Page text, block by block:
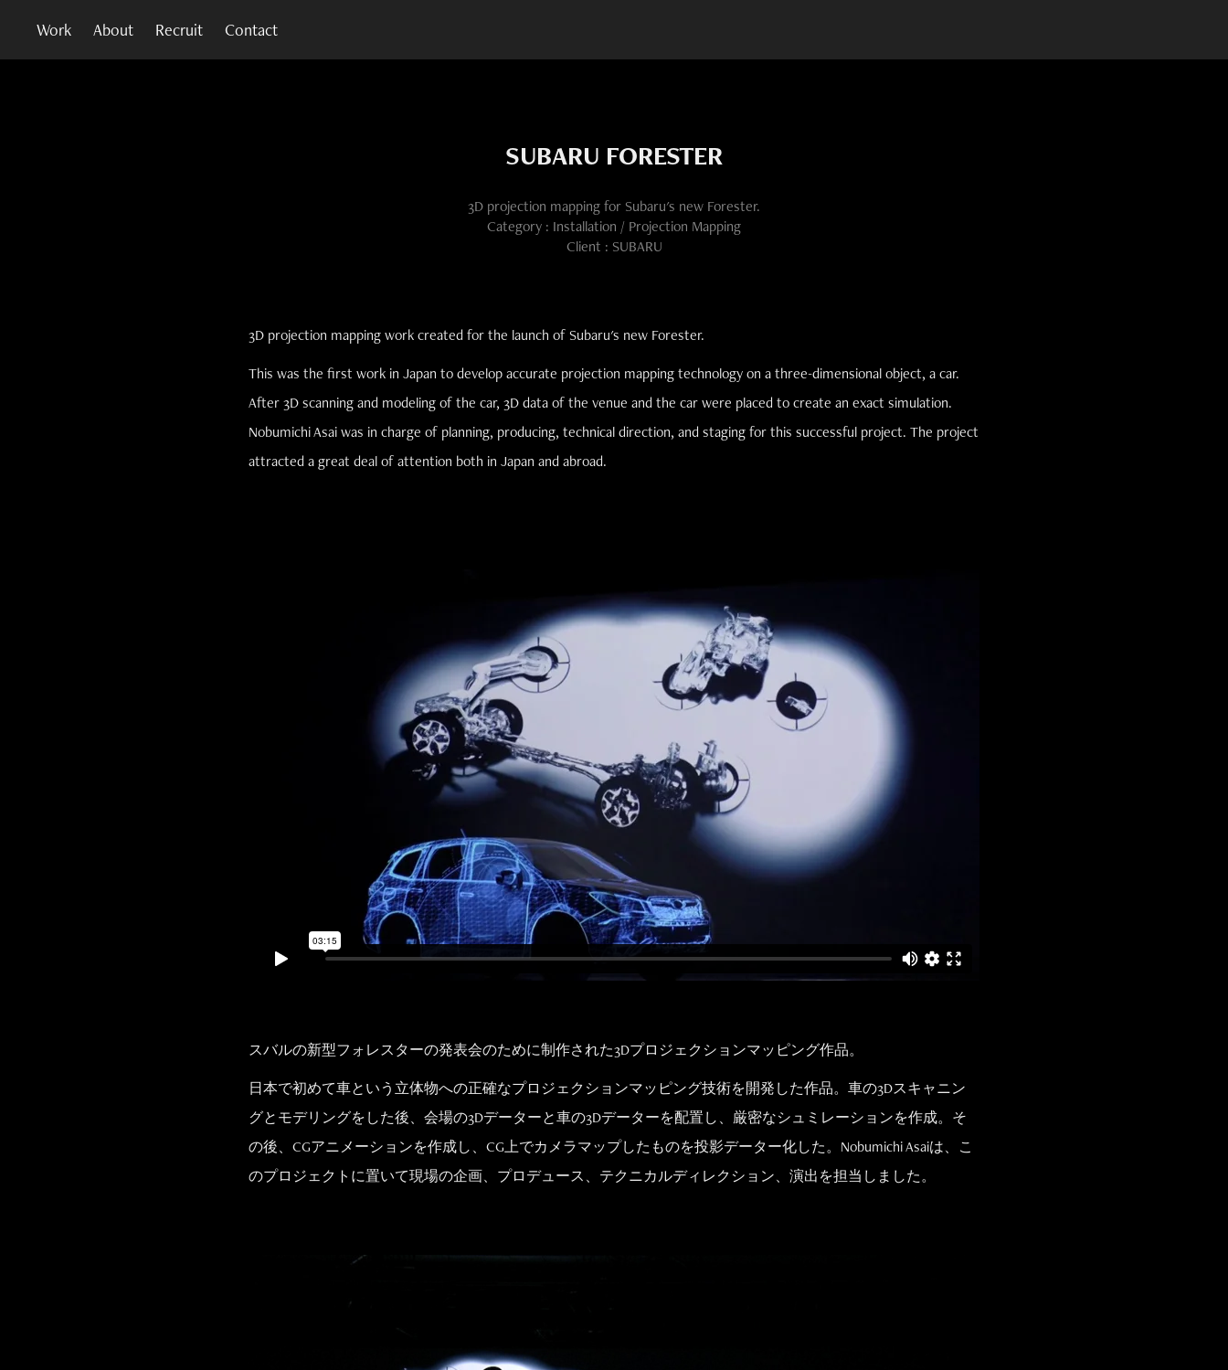
Work About Recruit Contact
SUBARU FORESTER
Category : Installation / Projection Mapping
Client : SUBARU
3D projection mapping work created for the launch of Subaru's new Forester.
This was the first work in Japan to develop accurate projection mapping technology on a three-dimensional object, a car.
After 3D scanning and modeling of the car, 3D data of the venue and the car were placed to create an exact simulation.
Nobumichi Asai was in charge of planning, producing, technical direction, and staging for this successful project. The project
attracted a great deal of attention both in Japan and abroad.
スバルの新型フォレスターの発表会のために制作された3Dプロジェクションマッピング作品。
日本で初めて車という立体物への正確なプロジェクションマッピング技術を開発した作品。車の3Dスキャニン
グとモデリングをした後、会場の3Dデーターと車の3Dデーターを配置し、厳密なシュミレーションを作成。そ
の後、CGアニメーションを作成し、CG上でカメラマップしたものを投影データー化した。Nobumichi Asaiは、こ
のプロジェクトに置いて現場の企画、プロデュース、テクニカルディレクション、演出を担当しました。